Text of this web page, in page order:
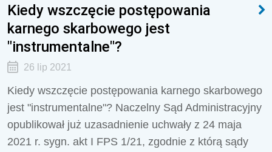
Kiedy wszczęcie postępowania
karnego skarbowego jest
"instrumentalne"?
26 lip 2021
Kiedy wszczęcie postępowania karnego skarbowego
jest "instrumentalne"? Naczelny Sąd Administracyjny
opublikował już uzasadnienie uchwały z 24 maja
2021 r. sygn. akt I FPS 1/21, zgodnie z którą sądy